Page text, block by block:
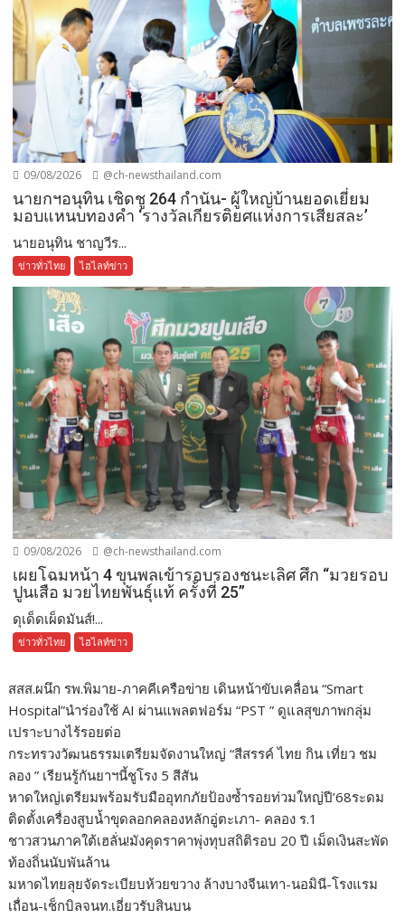
09/08/2026 @ch-newsthailand.com
นายกฯอนุทิน เชิดชู 264 กำนัน- ผู้ใหญ่บ้านยอดเยี่ยม
มอบแหนบทองคำ ‘รางวัลเกียรติยศแห่งการเสียสละ’
นายอนุทิน ชาญวีร...
ข่าวทั่วไทย ไฮไลท์ข่าว
09/08/2026 @ch-newsthailand.com
เผยโฉมหน้า 4 ขุนพลเข้ารอบรองชนะเลิศ ศึก “มวยรอบ
ปูนเสือ มวยไทยพันธุ์แท้ ครั้งที่ 25”
ดุเด็ดเผ็ดมันส์!...
ข่าวทั่วไทย ไฮไลท์ข่าว
สสส.ผนึก รพ.พิมาย-ภาคคีเครือข่าย เดินหน้าขับเคลื่อน “Smart
Hospital”นำร่องใช้ AI ผ่านแพลตฟอร์ม “PST ” ดูแลสุขภาพกลุ่ม
เปราะบางไร้รอยต่อ
กระทรวงวัฒนธรรมเตรียมจัดงานใหญ่ “สีสรรค์ ไทย กิน เที่ยว ชม
ลอง ” เรียนรู้กันยาฯนี้ชูโรง 5 สีสัน
หาดใหญ่เตรียมพร้อมรับมืออุทกภัยป้องซ้ำรอยท่วมใหญ่ปี’68ระดม
ติดตั้งเครื่องสูบน้ำขุดลอกคลองหลักอู่ตะเภา- คลอง ร.1
ชาวสวนภาคใต้เฮลั่น!มังคุดราคาพุ่งทุบสถิติรอบ 20 ปี เม็ดเงินสะพัด
ท้องถิ่นนับพันล้าน
มหาดไทยลุยจัดระเบียบห้วยขวาง ล้างบางจีนเทา-นอมินี-โรงแรม
เถื่อน-เช็กบิลจนท.เอี่ยวรับสินบน